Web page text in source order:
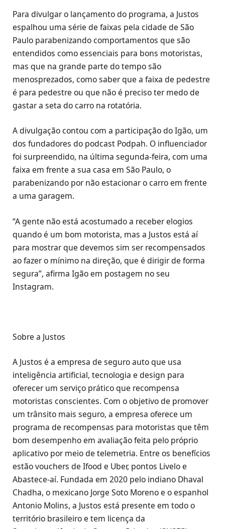
Para divulgar o lançamento do programa, a Justos
espalhou uma série de faixas pela cidade de São
Paulo parabenizando comportamentos que são
entendidos como essenciais para bons motoristas,
mas que na grande parte do tempo são
menosprezados, como saber que a faixa de pedestre
é para pedestre ou que não é preciso ter medo de
gastar a seta do carro na rotatória.
A divulgação contou com a participação do Igão, um
dos fundadores do podcast Podpah. O influenciador
foi surpreendido, na última segunda-feira, com uma
faixa em frente a sua casa em São Paulo, o
parabenizando por não estacionar o carro em frente
a uma garagem.
“A gente não está acostumado a receber elogios
quando é um bom motorista, mas a Justos está aí
para mostrar que devemos sim ser recompensados
ao fazer o mínimo na direção, que é dirigir de forma
segura”, afirma Igão em postagem no seu
Instagram.
Sobre a Justos
A Justos é a empresa de seguro auto que usa
inteligência artificial, tecnologia e design para
oferecer um serviço prático que recompensa
motoristas conscientes. Com o objetivo de promover
um trânsito mais seguro, a empresa oferece um
programa de recompensas para motoristas que têm
bom desempenho em avaliação feita pelo próprio
aplicativo por meio de telemetria. Entre os benefícios
estão vouchers de Ifood e Uber, pontos Livelo e
Abastece-aí. Fundada em 2020 pelo indiano Dhaval
Chadha, o mexicano Jorge Soto Moreno e o espanhol
Antonio Molins, a Justos está presente em todo o
território brasileiro e tem licença da